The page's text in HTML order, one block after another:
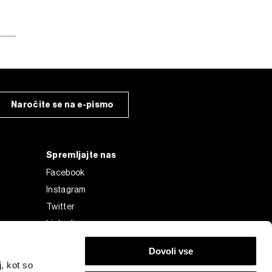
kot so
Dovoli vse
Naročite se na e-pismo
Spremljajte nas
Facebook
Instagram
Twitter
Linkedin